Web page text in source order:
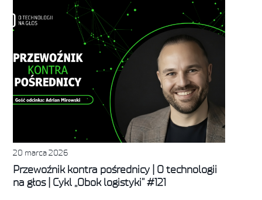
20 marca 2026
Przewoźnik kontra pośrednicy | O technologii
na głos | Cykl „Obok logistyki” #121